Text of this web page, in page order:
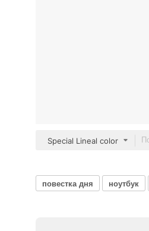
Special Lineal color
повестка дня ноутбук